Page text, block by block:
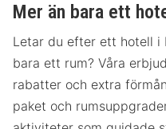
Mer än bara ett
Letar du efter ett hotell i
bara ett rum? Våra
rabatter och extra
paket och